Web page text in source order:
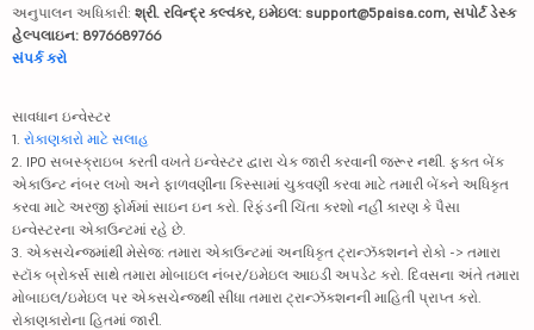
અનુપાલન અધિકારી: શ્રી. રવિન્દ્ર કલ્વંકર, ઇમેઇલ: support@5paisa.com, સપોર્ટ ડેસ્ક
હેલ્પલાઇન: 8976689766
સંપર્ક કરો
સાવધાન ઇન્વેસ્ટર
1. રોકાણકારો માટે સલાહ
2. IPO સબસ્ક્રાઇબ કરતી વખતે ઇન્વેસ્ટર દ્વારા ચેક જારી કરવાની જરૂર નથી. ફક્ત બેંક
એકાઉન્ટ નંબર લખો અને ફાળવણીના કિસ્સામાં ચુકવણી કરવા માટે તમારી બેંકને અધિકૃત
કરવા માટે અરજી ફોર્મમાં સાઇન ઇન કરો. રિફંડની ચિંતા કરશો નહીં કારણ કે પૈસા
ઇન્વેસ્ટરના એકાઉન્ટમાં રહે છે.
3. એક્સચેન્જમાંથી મેસેજ: તમારા એકાઉન્ટમાં અનધિકૃત ટ્રાન્ઝૅક્શનને રોકો -> તમારા
સ્ટૉક બ્રોકર્સ સાથે તમારા મોબાઇલ નંબર/ઇમેઇલ આઇડી અપડેટ કરો. દિવસના અંતે તમારા
મોબાઇલ/ઇમેઇલ પર એક્સચેન્જથી સીધા તમારા ટ્રાન્ઝૅક્શનની માહિતી પ્રાપ્ત કરો.
રોકાણકારોના હિતમાં જારી.